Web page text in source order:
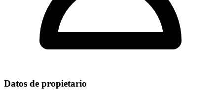
Datos de propietario